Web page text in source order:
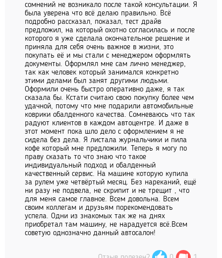
сомнений не возникало после такой консультации. Я
была уверена что всё делаю правильно. Всё
подробно рассказал, показал, тест драйв
предложил, на который охотно согласилась и после
которого я уже сделала окончательное решение и
приняла для себя очень важное в жизни, это
покупать её и мы стали с менеджером оформлять
документы. Оформлял мне сам лично менеджер,
так как человек который занимался конкретно
этими делами был занят другими людьми.
Оформили очень быстро оперативно даже, я так
сказала бы. Кстати считаю свою покупку более чем
удачной, потому что мне подарили автомобильные
коврики обалденного качества. Сомневаюсь что так
радуют клиентов в каждом автоцентре. И даже в
этот момент пока шло дело с оформлением я не
сидела без дела. Я листала журнальчики и пила
кофе который мне предложили. Теперь я могу по
праву сказать то что знаю что такое
индивидуальный подход и обалденный
качественный сервис. На машине которую купила
за рулем уже четвёртый месяц. Без нареканий, ещё
ни разу не подвела, не скрипит и не трещит , что
для меня самое главное. Всем довольна. Всем
своим коллегам и друзьям порекомендовать
успела. Одни из знакомых так же на днях
приобретал там машину, не нарадуется всё.Всем
советую однозначно данный автосалон!